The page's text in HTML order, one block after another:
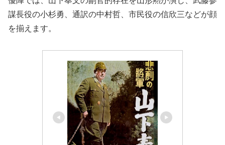
謀長役の小杉勇、通訳の中村哲、市民役の信欣三などが顔
を揃えます。